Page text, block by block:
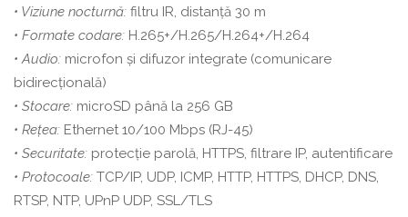
• Viziune nocturnă: filtru IR, distanță 30 m
• Formate codare: H.265+/H.265/H.264+/H.264
• Audio: microfon și difuzor integrate (comunicare
bidirecțională)
• Stocare: microSD până la 256 GB
• Rețea: Ethernet 10/100 Mbps (RJ-45)
• Securitate: protecție parolă, HTTPS, filtrare IP, autentificare
• Protocoale: TCP/IP, UDP, ICMP, HTTP, HTTPS, DHCP, DNS,
RTSP, NTP, UPnP UDP, SSL/TLS